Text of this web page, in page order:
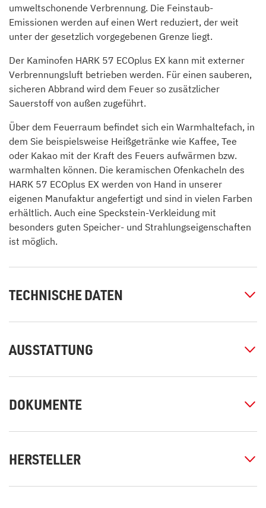
umweltschonende Verbrennung. Die Feinstaub-
Emissionen werden auf einen Wert reduziert, der weit
unter der gesetzlich vorgegebenen Grenze liegt.
Der Kaminofen HARK 57 ECOplus EX kann mit externer
Verbrennungsluft betrieben werden. Für einen sauberen,
sicheren Abbrand wird dem Feuer so zusätzlicher
Sauerstoff von außen zugeführt.
Über dem Feuerraum befindet sich ein Warmhaltefach, in
dem Sie beispielsweise Heißgetränke wie Kaffee, Tee
oder Kakao mit der Kraft des Feuers aufwärmen bzw.
warmhalten können. Die keramischen Ofenkacheln des
HARK 57 ECOplus EX werden von Hand in unserer
eigenen Manufaktur angefertigt und sind in vielen Farben
erhältlich. Auch eine Speckstein-Verkleidung mit
besonders guten Speicher- und Strahlungseigenschaften
ist möglich.
TECHNISCHE DATEN
AUSSTATTUNG
DOKUMENTE
HERSTELLER